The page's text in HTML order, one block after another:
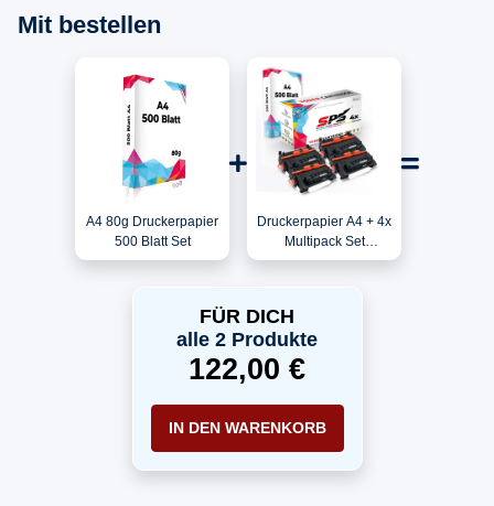
Mit bestellen
A4 80g Druckerpapier
500 Blatt Set
Druckerpapier A4 + 4x
Multipack Set
Kompatibel für HP
FÜR DICH
alle 2 Produkte
122,00 €
IN DEN WARENKORB